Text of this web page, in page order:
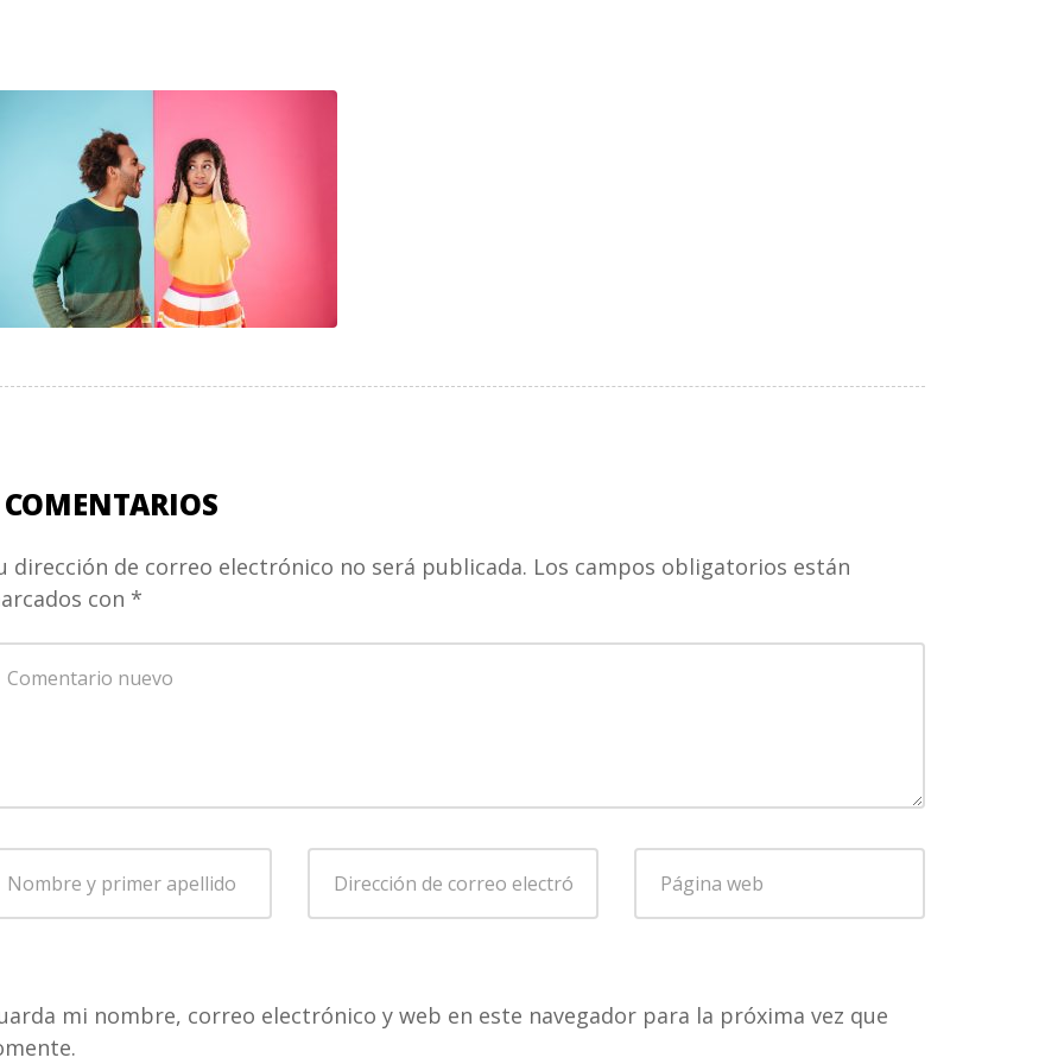
dirección de correo electrónico no será publicada. Los campos obligatorios están
con *
*
correo
web
mi nombre, correo electrónico y web en este navegador para la próxima vez que